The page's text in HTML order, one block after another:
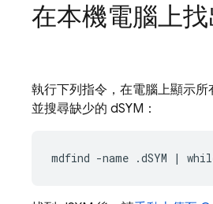
在本機電腦上
執行下列指令，在電腦上顯示所
並搜尋缺少的 dSYM：
mdfind -name .dSYM |